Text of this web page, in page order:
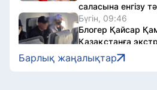
саласына енгізу
Бүгін, 09:46
Блогер Қайсар
Қазақстанға
Бүгін, 09:35
Қазақстандық
Барлық жаңалықтар